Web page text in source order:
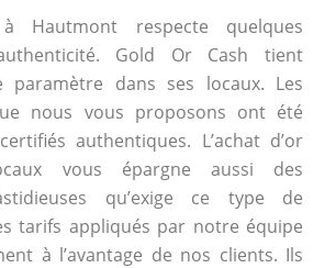
à Hautmont respecte quelques
Gold Or Cash tient
paramètre dans ses locaux. Les
nous vous proposons ont été
authentiques. L’achat d’or
vous épargne aussi des
qu’exige ce type de
tarifs appliqués par notre équipe
à l’avantage de nos clients. Ils